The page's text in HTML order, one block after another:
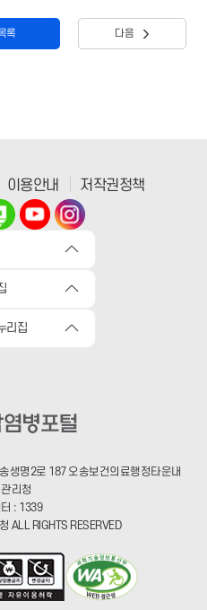
록 다음
이용안내 저작권정책
리집
생명2로 187 오송보건의료행정타운내
리청
: 1339
ALL RIGHTS RESERVED